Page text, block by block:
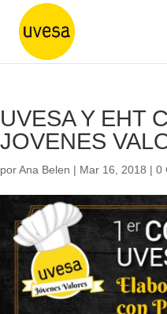
UVESA Y EHT
JOVENES
porAna Belen | Mar 16, 2018 | 0